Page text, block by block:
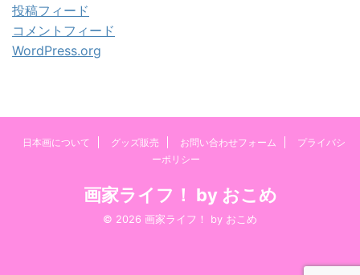
投稿フィード
コメントフィード
WordPress.org
日本画について グッズ販売 お問い合わせフォーム
プライバシ
ーポリシー
画家ライフ！ by おこめ
© 2026 画家ライフ！ by おこめ